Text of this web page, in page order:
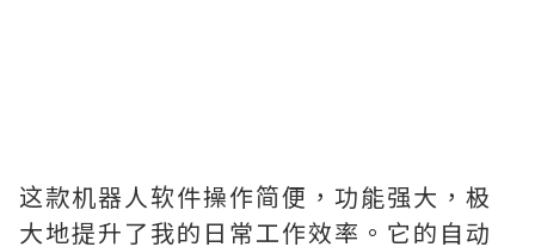
这款机器人软件操作简便，功能强大，极
大地提升了我的日常工作效率。它的自动